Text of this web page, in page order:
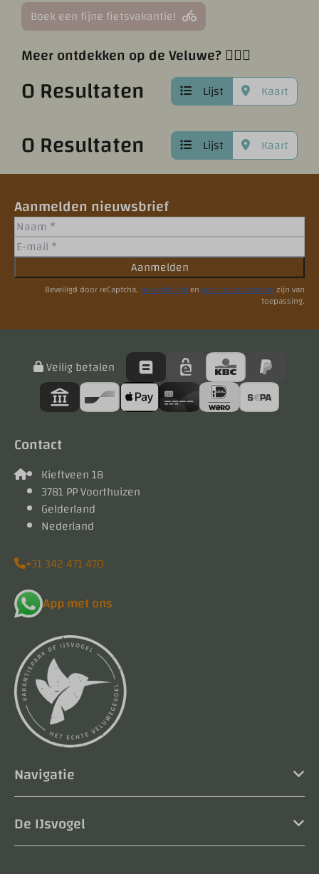
Boek een fijne fietsvakantie!
Meer ontdekken op de Veluwe? 🚴🏼‍♀️
0 Resultaten Lijst Kaart
0 Resultaten Lijst Kaart
Aanmelden nieuwsbrief
Aanmelden
Beveiligd door reCaptcha, privacybeleidenservicevoorwaardenzijn van
toepassing.
Veilig betalen
Contact
Kieftveen 18
3781 PP Voorthuizen
Gelderland
Nederland
+31 342 471 470
App met ons
Navigatie
De IJsvogel